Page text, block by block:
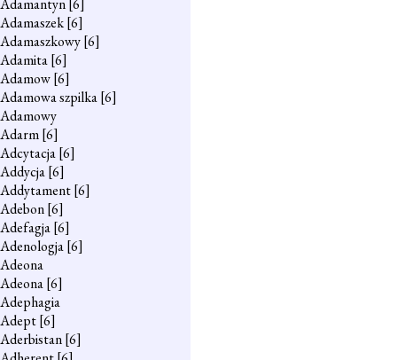
Adamantyn[6]
Adamaszek[6]
Adamaszkowy[6]
Adamita[6]
Adamow[6]
Adamowa szpilka[6]
Adamowy
Adarm[6]
Adcytacja[6]
Addycja[6]
Addytament[6]
Adebon[6]
Adefagja[6]
Adenologja[6]
Adeona
Adeona[6]
Adephagia
Adept[6]
Aderbistan[6]